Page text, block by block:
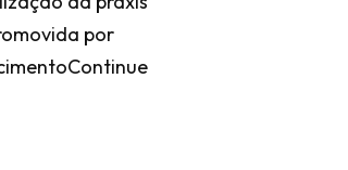
por
Continue